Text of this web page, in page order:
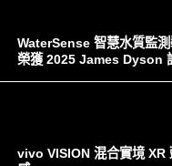
WaterSense 智慧水質監
榮獲 2025 James Dyson
vivo VISION 混合實境 XR